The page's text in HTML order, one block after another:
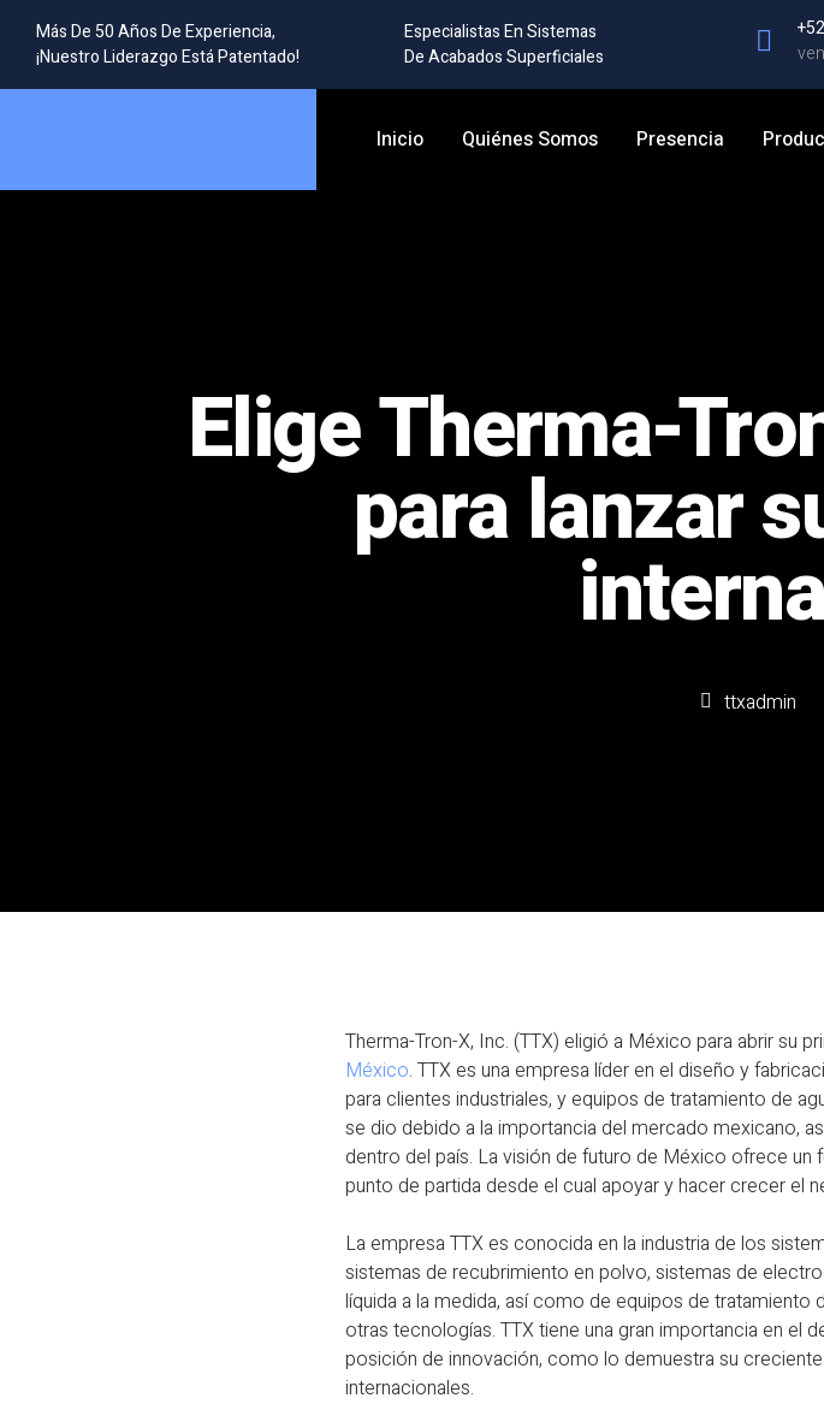
Más De 50 Años De Experiencia,
¡Nuestro Liderazgo Está Patentado!
Especialistas En Sistemas
De Acabados Superficiales
Inicio Quiénes Somos Presencia
Elige Therma-
para lanzar
ttxadmin
Therma-Tron-X, Inc. (TTX) eligió a México para abrir su
México. TTX es una empresa líder en el diseño y
para clientes industriales, y equipos de tratamiento de
se dio debido a la importancia del mercado mexicano,
dentro del país. La visión de futuro de México ofrece
punto de partida desde el cual apoyar y hacer crecer el
La empresa TTX es conocida en la industria de los
sistemas de recubrimiento en polvo, sistemas de
líquida a la medida, así como de equipos de tratamiento
otras tecnologías. TTX tiene una gran importancia en el
posición de innovación, como lo demuestra su
internacionales.